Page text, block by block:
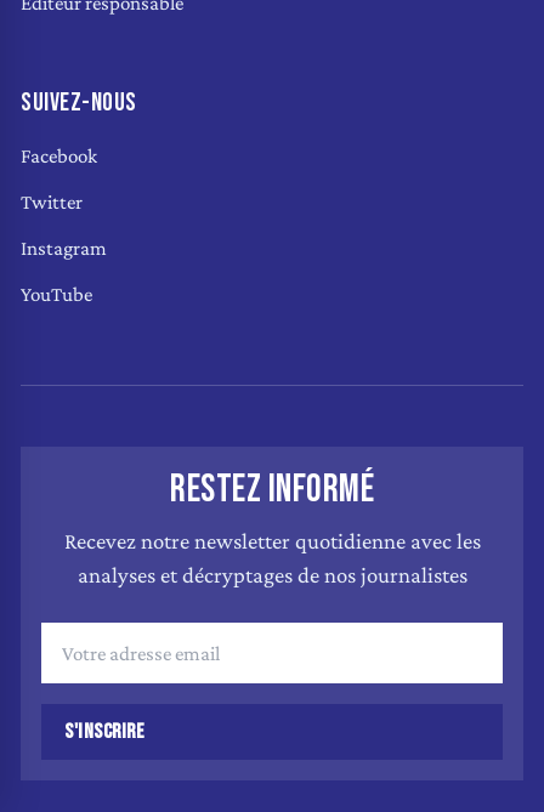
SUIVEZ-NOUS
Facebook
Twitter
Instagram
YouTube
RESTEZ INFORMÉ
Recevez notre newsletter quotidienne avec les
analyses et décryptages de nos journalistes
S'INSCRIRE